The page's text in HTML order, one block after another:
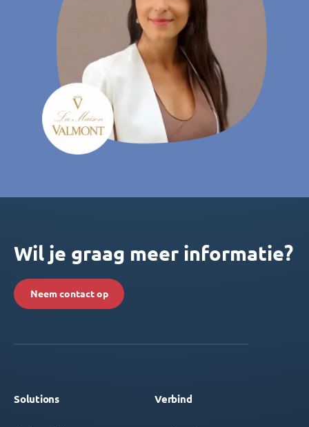
Wil je graag meer informatie?
Neem contact op
Solutions Verbind